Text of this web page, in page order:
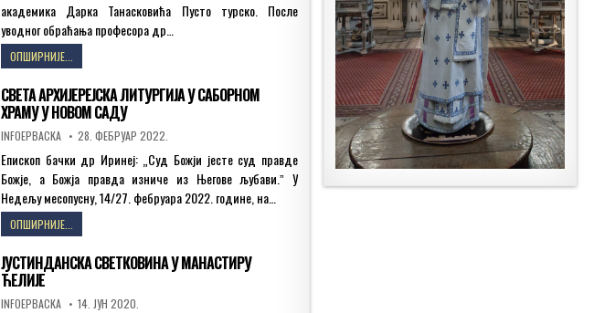
академика Дарка Танасковића Пусто турско. После
уводног обраћања професора др…
ОПШИРНИЈЕ...
БАЧКИ
ДР
ИРИНЕЈ
УЧЕСТВОВАО
У
КЊИГЕ
ПУСТО
ТУРСКО
У
МАТИЦИ
СРПСКОЈ
СВЕТА АРХИЈЕРЕЈСКА ЛИТУРГИЈА У САБОРНОМ
ХРАМУ У НОВОМ САДУ
AUTHOR:
INFOEPBACKA PUBLISHED
DATE:
28. ФЕБРУАР 2022.
Епископ бачки др Иринеј: „Суд Божји јесте суд правде
Божје, а Божја правда изниче из Његове љубави.ˮ У
Недељу месопусну, 14/27. фебруара 2022. године, на…
ОПШИРНИЈЕ...
АРХИЈЕРЕЈСКА
ЛИТУРГИЈА
У
ХРАМУ
ЈУСТИНДАНСКА СВЕТКОВИНА У МАНАСТИРУ
ЋЕЛИЈЕ
AUTHOR:
INFOEPBACKA PUBLISHED
14. ЈУН 2020.